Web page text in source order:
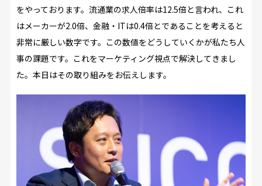
をやっております。流通業の求人倍率は12.5倍と言われ、これ
はメーカーが2.0倍、金融・ITは0.4倍とであることを考えると
非常に厳しい数字です。この数値をどうしていくかが私たち人
事の課題です。これをマーケティング視点で解決してきまし
た。本日はその取り組みをお伝えします。